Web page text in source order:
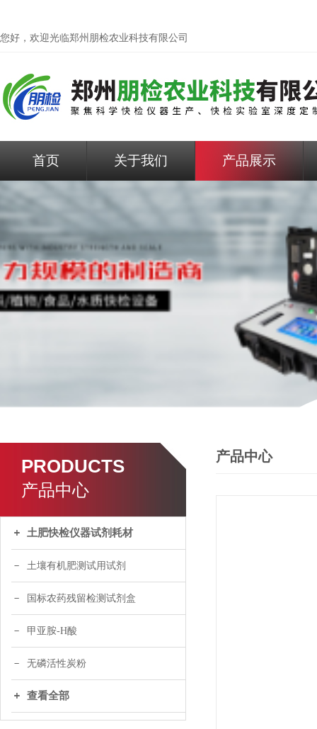
您好，欢迎光临郑州朋检农业科技有限公司
首页 关于我们 产品展示
PRODUCTS
产品中心
土肥快检仪器试剂耗材
土壤有机肥测试用试剂
国标农药残留检测试剂盒
甲亚胺-H酸
无磷活性炭粉
查看全部
产品中心